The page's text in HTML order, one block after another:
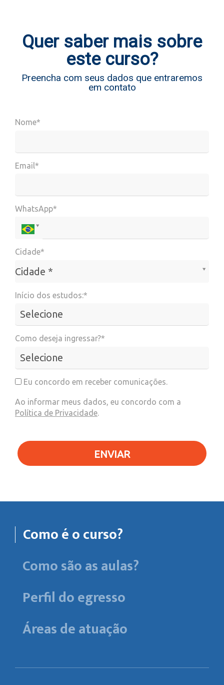
Quer saber mais sobre
este curso?
Preencha com seus dados que entraremos
em contato
Nome*
Email*
WhatsApp*
Cidade*
Cidade *
Cidade*
Início dos estudos:*
Como deseja ingressar?*
Eu concordo em receber comunicações.
Ao informar meus dados, eu concordo com a
Política de Privacidade.
ENVIAR
Como é o curso?
Como são as aulas?
Perfil do egresso
Áreas de atuação